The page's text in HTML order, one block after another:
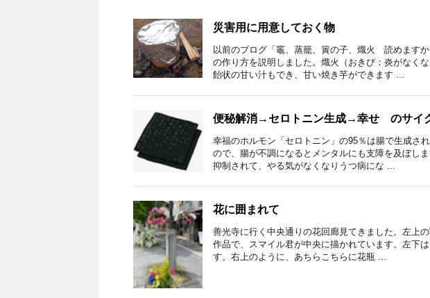
災害用に用意しておく物
以前のブログ「竈、蒸籠、簀の子、熾火 読めます
の作り方を説明しました。熾火（おきび：炎がなく
飴状の甘い汁もでき、甘い焼き芋ができます ...
便秘解消→セロトニン生成→幸せ のサイ
幸福のホルモン「セロトニン」の95％は腸で生成さ
ので、腸が不調になるとメンタルにも支障を及ぼし
抑制されて、やる気がなくなりうつ病にな ...
花に囲まれて
善光寺に行く中央通りの花回廊見てきました。左上
作品で、スマイル君が中央に描かれています。左下
す。右上のように、あちらこちらに花瓶 ...